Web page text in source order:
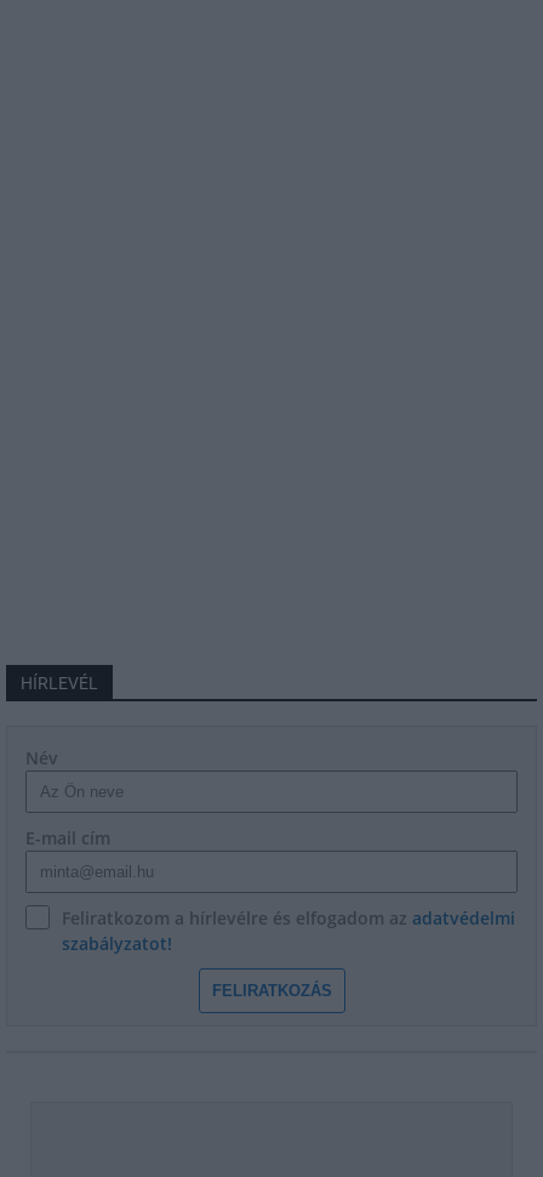
HÍRLEVÉL
Név
E-mail cím
Feliratkozom a hírlevélre és elfogadom az adatvédelmi
szabályzatot!
FELIRATKOZÁS